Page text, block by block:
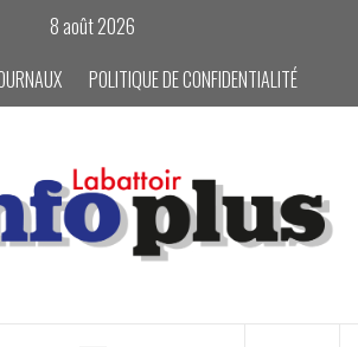
8 août 2026
POLITIQUE DE CONFIDENTIALITÉ